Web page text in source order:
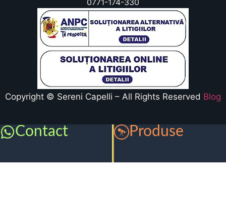
0771-174-330
Copyright © Sereni Capelli – All Rights Reserved Blog
Contact Produse